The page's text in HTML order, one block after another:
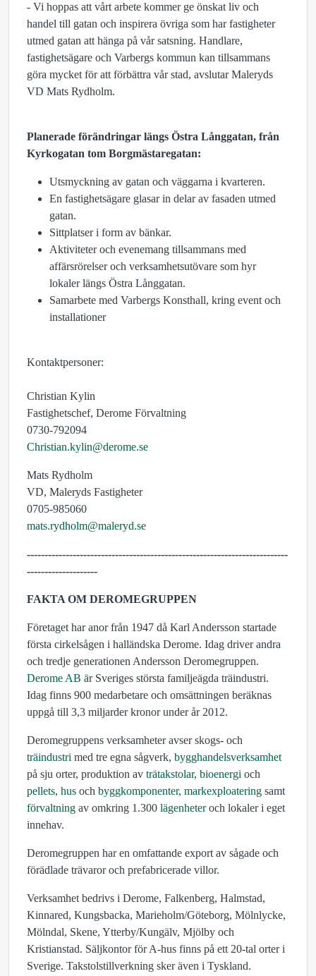
- Vi hoppas att vårt arbete kommer ge önskat liv och
handel till gatan och inspirera övriga som har fastigheter
utmed gatan att hänga på vår satsning. Handlare,
fastighetsägare och Varbergs kommun kan tillsammans
göra mycket för att förbättra vår stad, avslutar Maleryds
VD Mats Rydholm.
Planerade förändringar längs Östra Långgatan, från
Kyrkogatan tom Borgmästaregatan:
Utsmyckning av gatan och väggarna i kvarteren.
En fastighetsägare glasar in delar av fasaden utmed
gatan.
Sittplatser i form av bänkar.
Aktiviteter och evenemang tillsammans med
affärsrörelser och verksamhetsutövare som hyr
lokaler längs Östra Långgatan.
Samarbete med Varbergs Konsthall, kring event och
installationer
Kontaktpersoner:
Christian Kylin
Fastighetschef, Derome Förvaltning
0730-792094
Christian.kylin@derome.se
Mats Rydholm
VD, Maleryds Fastigheter
0705-985060
mats.rydholm@maleryd.se
--------------------------------------------------------------------------
--------------------
FAKTA OM DEROMEGRUPPEN
Företaget har anor från 1947 då Karl Andersson startade
första cirkelsågen i halländska Derome. Idag driver andra
och tredje generationen Andersson Deromegruppen.
Derome AB är Sveriges största familjeägda träindustri.
Idag finns 900 medarbetare och omsättningen beräknas
uppgå till 3,3 miljarder kronor under år 2012.
Deromegruppens verksamheter avser skogs- och
träindustri med tre egna sågverk, bygghandelsverksamhet
på sju orter, produktion av trätakstolar, bioenergi och
pellets, hus och byggkomponenter, markexploatering samt
förvaltning av omkring 1.300 lägenheteroch lokaler i eget
innehav.
Deromegruppen har en omfattande export av sågade och
förädlade trävaror och prefabricerade villor.
Verksamhet bedrivs i Derome, Falkenberg, Halmstad,
Kinnared, Kungsbacka, Marieholm/Göteborg, Mölnlycke,
Mölndal, Skene, Ytterby/Kungälv, Mjölby och
Kristianstad. Säljkontor för A-hus finns på ett 20-tal orter i
Sverige. Takstolstillverkning sker även i Tyskland.